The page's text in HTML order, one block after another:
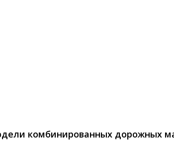
комбинированных дорожных